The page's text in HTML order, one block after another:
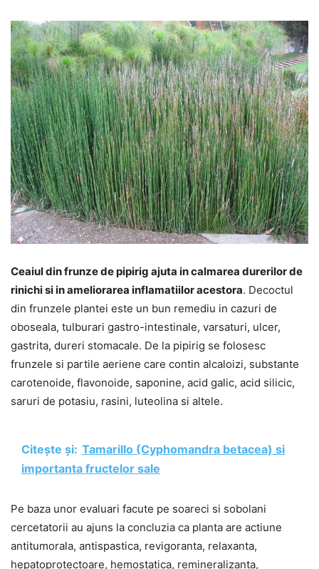
Ceaiul din frunze de pipirig ajuta in calmarea durerilor de
rinichi si in ameliorarea inflamatiilor acestora. Decoctul
din frunzele plantei este un bun remediu in cazuri de
oboseala, tulburari gastro-intestinale, varsaturi, ulcer,
gastrita, dureri stomacale. De la pipirig se folosesc
frunzele si partile aeriene care contin alcaloizi, substante
carotenoide, flavonoide, saponine, acid galic, acid silicic,
saruri de potasiu, rasini, luteolina si altele.
Citește și: Tamarillo (Cyphomandra betacea) si
importanta fructelor sale
Pe baza unor evaluari facute pe soareci si sobolani
cercetatorii au ajuns la concluzia ca planta are actiune
antitumorala, antispastica, revigoranta, relaxanta,
hepatoprotectoare, hemostatica, remineralizanta,